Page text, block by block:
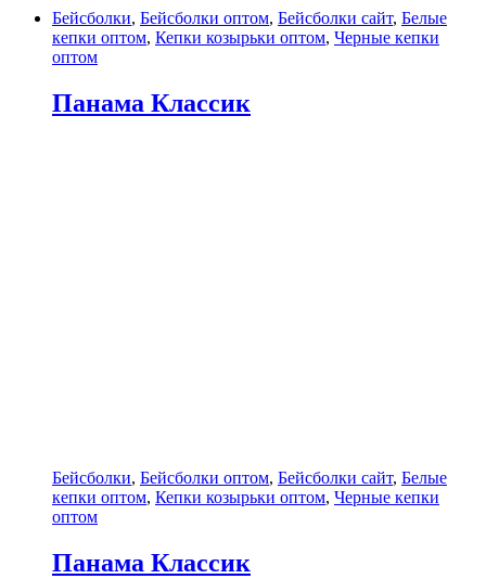
Бейсболки, Бейсболки оптом, Бейсболки сайт, Белые
кепки оптом, Кепки козырьки оптом, Черные кепки
оптом
Панама Классик
Бейсболки, Бейсболки оптом, Бейсболки сайт, Белые
кепки оптом, Кепки козырьки оптом, Черные кепки
оптом
Панама Классик